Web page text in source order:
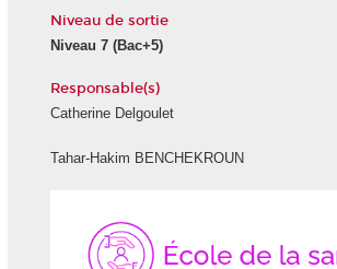
Niveau de sortie
Niveau 7 (Bac+5)
Responsable(s)
Catherine Delgoulet
Tahar-Hakim BENCHEKROUN